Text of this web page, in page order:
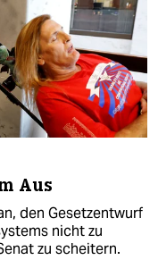
Aus
den Gesetzentwurf
nicht zu
zu scheitern.